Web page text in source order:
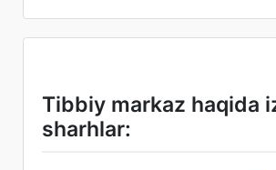
Tibbiy markaz haqida
sharhlar: